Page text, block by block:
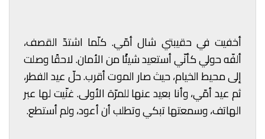
أخفيت في حقيبتي شال أمّي. كلّما اشتدّ القصف،
ألفّه حولي كأنّي أستعيد شيئًا من الأمان. لاحقًا وصلت
إلى محيط الخيام، حيث صار الموت أقرب. حلّ عيد الفطر،
ثم عيد أمّي، وأنا بعيد عنها للمرّة الأولى. غنّيت لها عبر
الهاتف، وسمعتها تبكي وتطلب أن أعود، ولم أستطع.